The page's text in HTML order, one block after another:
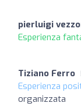
pierluigi
Esperienza
Tiziano Ferro
Esperienza
organizzata